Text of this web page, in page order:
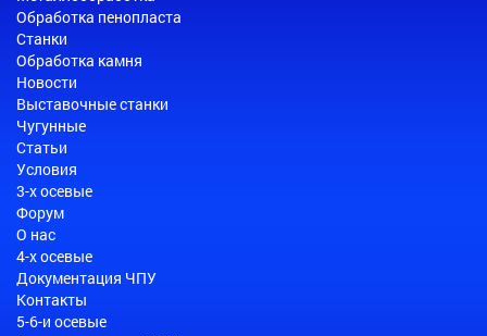
Обработка пенопласта
Станки
Обработка камня
Новости
Выставочные станки
Чугунные
Статьи
Условия
3-х осевые
Форум
О нас
4-х осевые
Документация ЧПУ
Контакты
5-6-и осевые